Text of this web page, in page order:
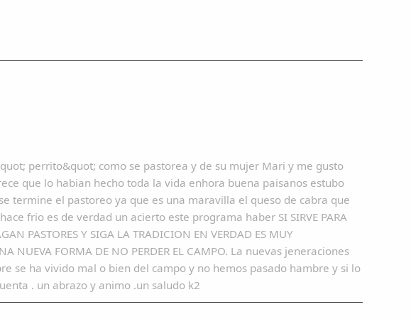
perrito&quot; como se pastorea y de su mujer Mari y me gusto
que lo habian hecho toda la vida enhora buena paisanos estubo
termine el pastoreo ya que es una maravilla el queso de cabra que
frio es de verdad un acierto este programa haber SI SIRVE PARA
PASTORES Y SIGA LA TRADICION EN VERDAD ES MUY
NUEVA FORMA DE NO PERDER EL CAMPO. La nuevas jeneraciones
se ha vivido mal o bien del campo y no hemos pasado hambre y si lo
. un abrazo y animo .un saludo k2